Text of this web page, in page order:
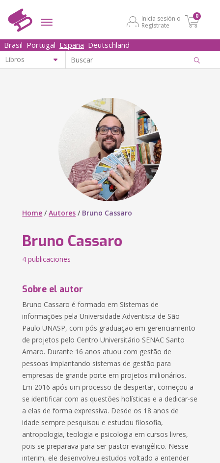
Inicia sesión o
Regístrate
0
Brasil Portugal España Deutschland
Home /Autores / Bruno Cassaro
Bruno Cassaro
4 publicaciones
Sobre el autor
Bruno Cassaro é formado em Sistemas de
informações pela Universidade Adventista de São
Paulo UNASP, com pós graduação em gerenciamento
de projetos pelo Centro Universitário SENAC Santo
Amaro. Durante 16 anos atuou com gestão de
pessoas implantando sistemas de gestão para
empresas de grande porte em projetos milionários.
Em 2016 após um processo de despertar, começou a
se identificar com as questões holísticas e a dedicar-se
a elas de forma expressiva. Desde os 18 anos de
idade sempre pesquisou e estudou filosofia,
antropologia, teologia e psicologia em cursos livres,
pois se preparava para ser pastor evangélico. Nesse
interim, ele desenvolveu estudos voltado a entender